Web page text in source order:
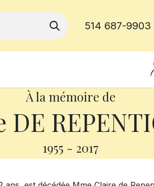
514 687-9903
À la mémoire de
DE
1955 - 2017